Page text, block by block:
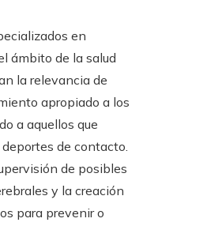
en
ámbito de la salud
la relevancia de
apropiado a los
a aquellos que
de contacto.
de posibles
y la creación
para prevenir o